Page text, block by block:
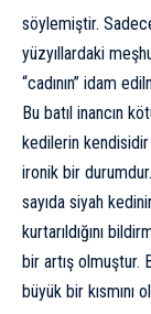
söylemiştir.
yüzyıllardaki
“cadının” idam
Bu batıl inancın
kedilerin kendisidir
ironik bir durumdur.
sayıda siyah
kurtarıldığını
bir artış olmuştur.
büyük bir kısmını